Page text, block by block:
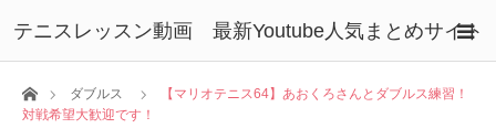
テニスレッスン動画 最新Youtube人気まとめサイト
ホームダブルス
【マリオテニス64】あおくろさんとダブルス練習！
対戦希望大歓迎です！